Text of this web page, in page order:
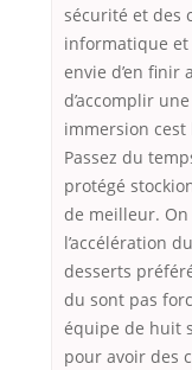
sécurité et des
informatique et
envie d’en finir
d’accomplir
immersion cest
Passez du
protégé
de meilleur.
l’accélération
desserts
du sont pas
équipe de huit
pour avoir des